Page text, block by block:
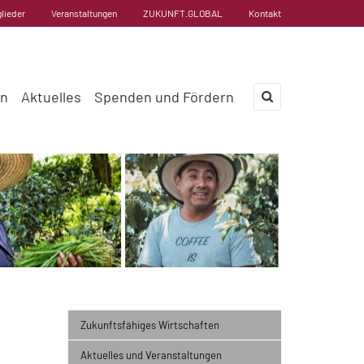
Veranstaltungen ZUKUNFT.GLOBAL Kontakt
Aktuelles Spenden und Fördern
×
Zukunftsfähiges Wirtschaften
Aktuelles und Veranstaltungen